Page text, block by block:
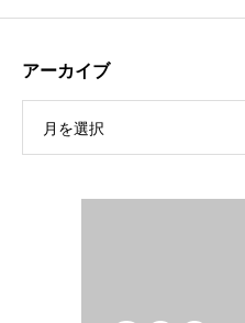
アーカイブ
月を選択